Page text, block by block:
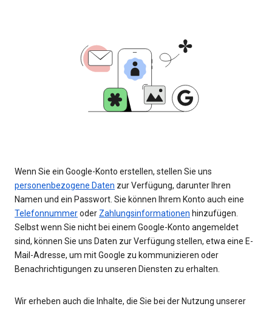
Wenn Sie ein Google-Konto erstellen, stellen Sie uns
personenbezogene Daten zur Verfügung, darunter Ihren
Namen und ein Passwort. Sie können Ihrem Konto auch eine
Telefonnummeroder Zahlungsinformationen hinzufügen.
Selbst wenn Sie nicht bei einem Google-Konto angemeldet
sind, können Sie uns Daten zur Verfügung stellen, etwa eine E-
Mail-Adresse, um mit Google zu kommunizieren oder
Benachrichtigungen zu unseren Diensten zu erhalten.
Wir erheben auch die Inhalte, die Sie bei der Nutzung unserer